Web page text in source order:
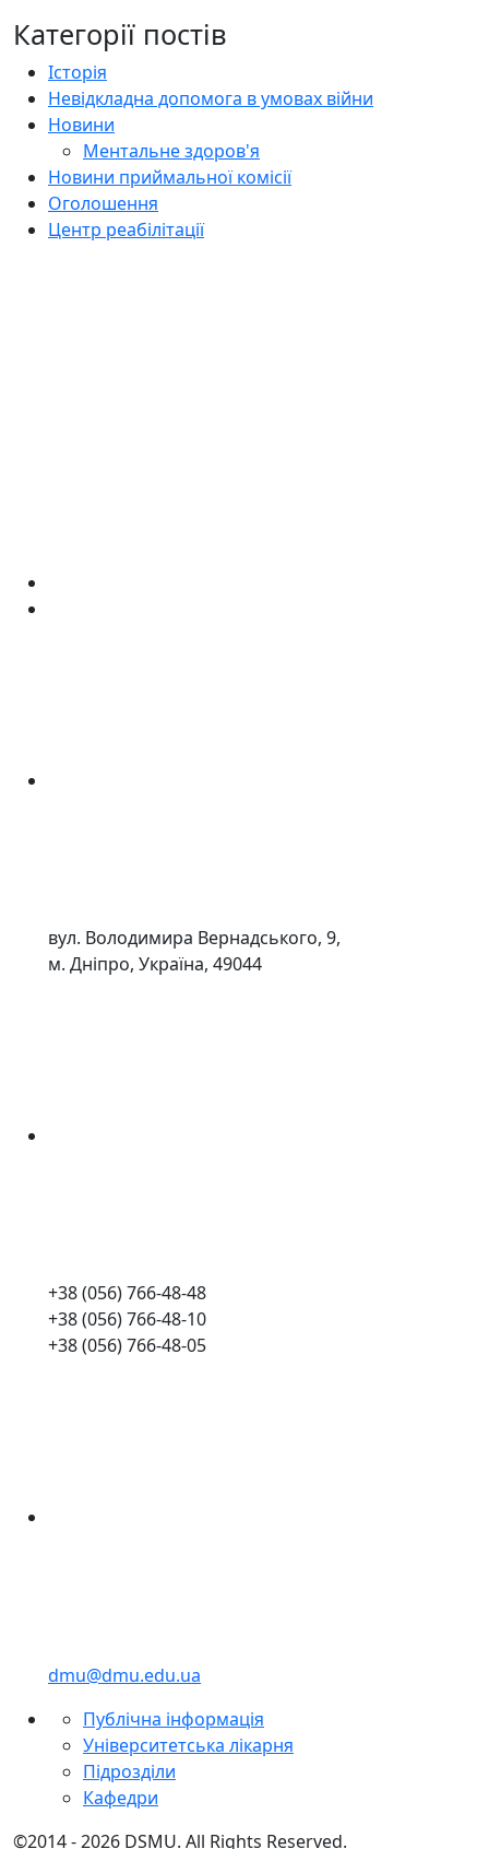
Категорії постів
Історія
Невідкладна допомога в умовах війни
Новини
Ментальне здоров'я
Новини приймальної комісії
Оголошення
Центр реабілітації
вул. Володимира Вернадського, 9,
м. Дніпро, Україна, 49044
+38 (056) 766-48-48
+38 (056) 766-48-10
+38 (056) 766-48-05
dmu@dmu.edu.ua
Публічна інформація
Університетська лікарня
Підрозділи
Кафедри
©2014 - 2026 DSMU. All Rights Reserved.